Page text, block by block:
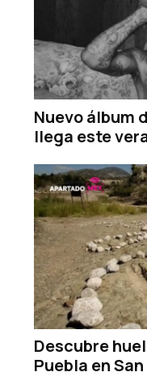
Nuevo álbum
llega este
Descubre
Puebla en